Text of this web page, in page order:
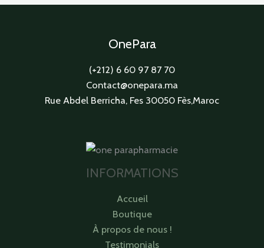
OnePara
(+212) 6 60 97 87 70
Contact@onepara.ma
Rue Abdel Berricha, Fes 30050 Fès,Maroc
INFORMATIONS
Accueil
Boutique
À propos de nous !
Testimonials